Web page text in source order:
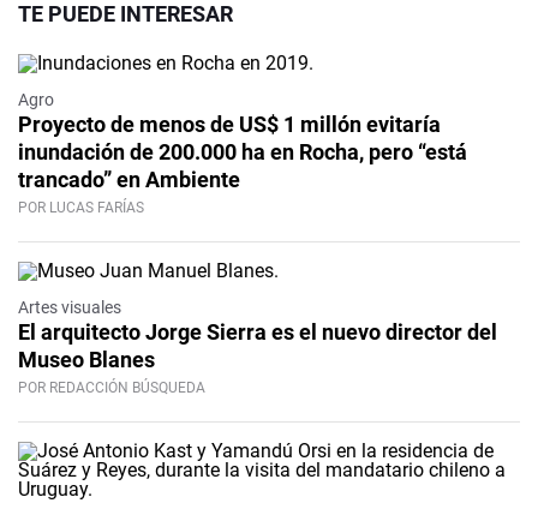
TE PUEDE INTERESAR
Agro
Proyecto de menos de US$ 1 millón evitaría
inundación de 200.000 ha en Rocha, pero “está
trancado” en Ambiente
POR LUCAS FARÍAS
Artes visuales
El arquitecto Jorge Sierra es el nuevo director del
Museo Blanes
POR REDACCIÓN BÚSQUEDA